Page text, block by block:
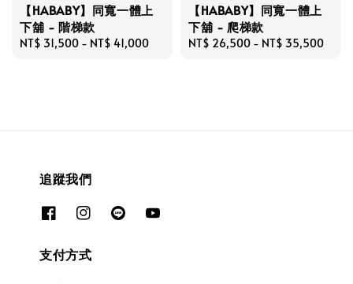
【HABABY】同寬一體上
下舖 - 階梯款
Regular
NT$ 31,500 - NT$ 41,000
【HABABY】同寬一體上
下舖 - 爬梯款
Regular
NT$ 26,500 - NT$ 35,500
追蹤我們
支付方式